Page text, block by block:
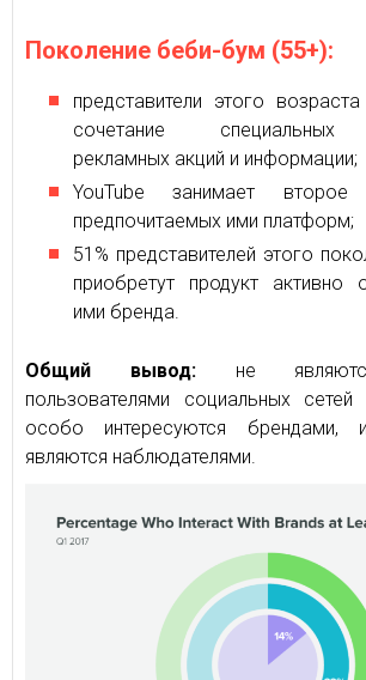
Поколение беби-бум (55+):
представители этого
сочетание специальных
рекламных акций и информации;
YouTube занимает
предпочитаемых ими платформ;
51% представителей этого
приобретут продукт активно
ими бренда.
Общий вывод: не
пользователями социальных
особо интересуются
являются наблюдателями.